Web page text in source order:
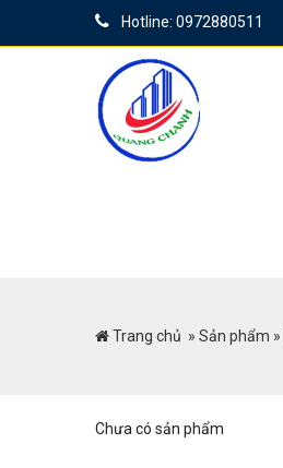
Hotline: 0972880511
Trang chủ » Sản phẩm »
Chưa có sản phẩm